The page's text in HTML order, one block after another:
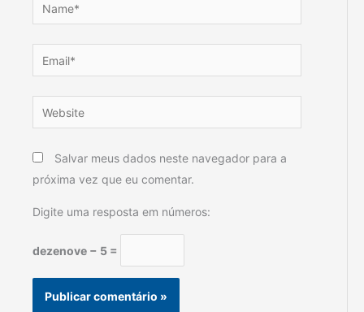
Email*
Website
Salvar meus dados neste navegador para a
próxima vez que eu comentar.
Digite uma resposta em números:
dezenove − 5 =